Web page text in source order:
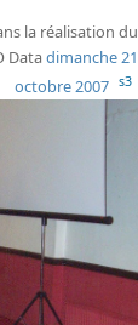
la réalisation du
Data dimanche 21
octobre 2007 s3